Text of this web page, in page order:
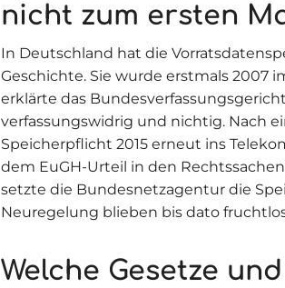
nicht zum ersten
In Deutschland hat die
Geschichte. Sie wurde erstmals 2007
erklärte das
verfassungswidrig und nichtig. Nach
Speicherpflicht 2015 erneut ins
dem EuGH-Urteil in den
setzte die Bundesnetzagentur die
Neuregelung blieben bis dato
Welche Gesetze